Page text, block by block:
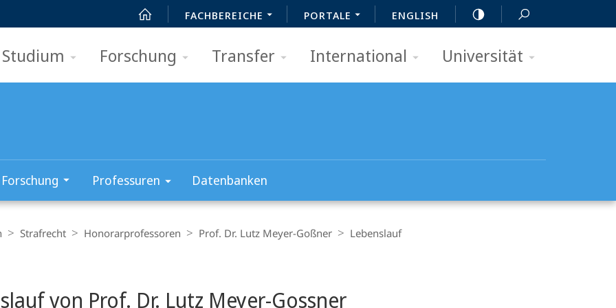
FACHBEREICHE PORTALE ENGLISH
Studium Forschung Transfer International Universität
Forschung Professuren Datenbanken
Strafrecht Honorarprofessoren Prof. Dr. Lutz Meyer-Goßner Lebenslauf
von Prof. Dr. Lutz Meyer-Gossner